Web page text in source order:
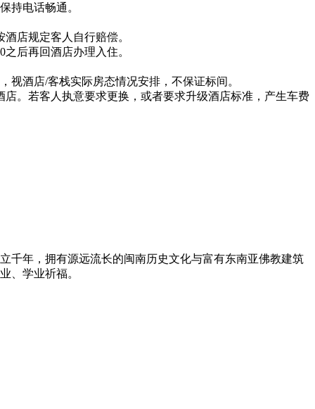
持电话畅通。
店规定客人自行赔偿。
后再回酒店办理入住。
视酒店/客栈实际房态情况安排，不保证标间。
。若客人执意要求更换，或者要求升级酒店标准，产生车费
千年，拥有源远流长的闽南历史文化与富有东南亚佛教建筑
、学业祈福。